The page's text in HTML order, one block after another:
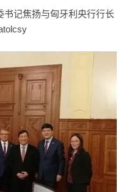
记焦扬与匈牙利央行行长